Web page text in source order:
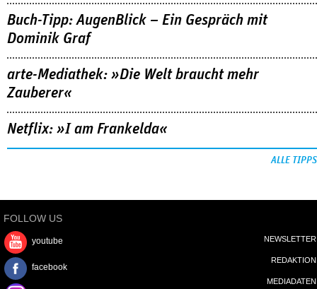
Buch-Tipp: AugenBlick – Ein Gespräch mit
Dominik Graf
arte-Mediathek: »Die Welt braucht mehr
Zauberer«
Netflix: »I am Frankelda«
ALLE TIPPS
FOLLOW US
youtube
facebook
NEWSLETTER
REDAKTION
MEDIADATEN